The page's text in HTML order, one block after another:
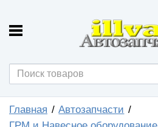
Главная
Автозапчасти